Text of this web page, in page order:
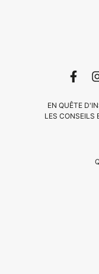
EN QUÊTE
LES CONSEILS